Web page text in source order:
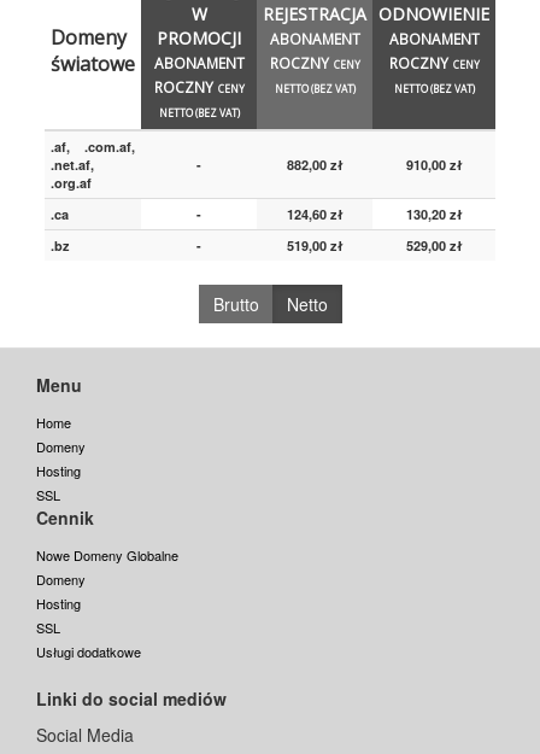
Domeny
światowe
W
PROMOCJI
ABONAMENT
ROCZNY CENY
NETTO (BEZ VAT)
REJESTRACJA
ABONAMENT
ROCZNY CENY
NETTO (BEZ VAT)
ODNOWIENIE
ABONAMENT
ROCZNY CENY
NETTO (BEZ VAT)
.af, .com.af,
.net.af,
.org.af
- 882,00 zł 910,00 zł
.ca - 124,60 zł
130,20 zł
.bz
- 519,00 zł 529,00 zł
Brutto Netto
Menu
Home
Domeny
Hosting
SSL
Cennik
Nowe Domeny Globalne
Domeny
Hosting
SSL
Usługi dodatkowe
Linki do social mediów
Social Media